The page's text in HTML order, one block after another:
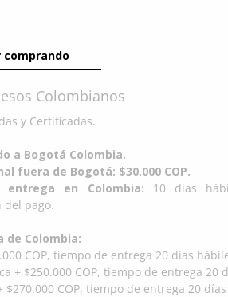
comprando
Colombianos
y Certificadas.
a Bogotá Colombia.
fuera de Bogotá: $30.000 COP.
entrega en Colombia: 10 días
del pago.
de Colombia:
COP, tiempo de entrega 20 días
+ $250.000 COP, tiempo de entrega 20
$270.000 COP, tiempo de entrega 20